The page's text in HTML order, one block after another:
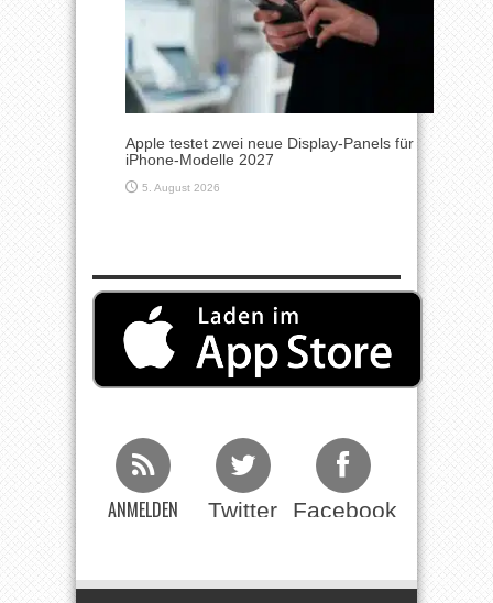
Apple testet zwei neue Display-Panels für
iPhone-Modelle 2027
5. August 2026
ANMELDEN Twitter Facebook